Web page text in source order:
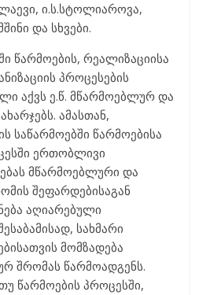
ი.ს.სტოლიაროვა,
და სხვები.
წარმოების, რეალიზაციისა
პროცესების
აქვს ე.წ. მწარმოებლურ და
ამასთან,
საწარმოებში წარმოებისა
ერთობლივი
მწარმოებლური და
შეფარდებისაგან
აღიარებული
სახმარი
მომზადება
შრომას წარმოადგენს.
წარმოების პროცესში,